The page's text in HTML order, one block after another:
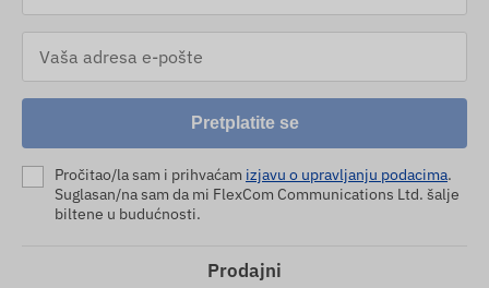
Pretplatite se
Pročitao/la sam i prihvaćam izjavu o upravljanju podacima.
Suglasan/na sam da mi FlexCom Communications Ltd. šalje
biltene u budućnosti.
Prodajni